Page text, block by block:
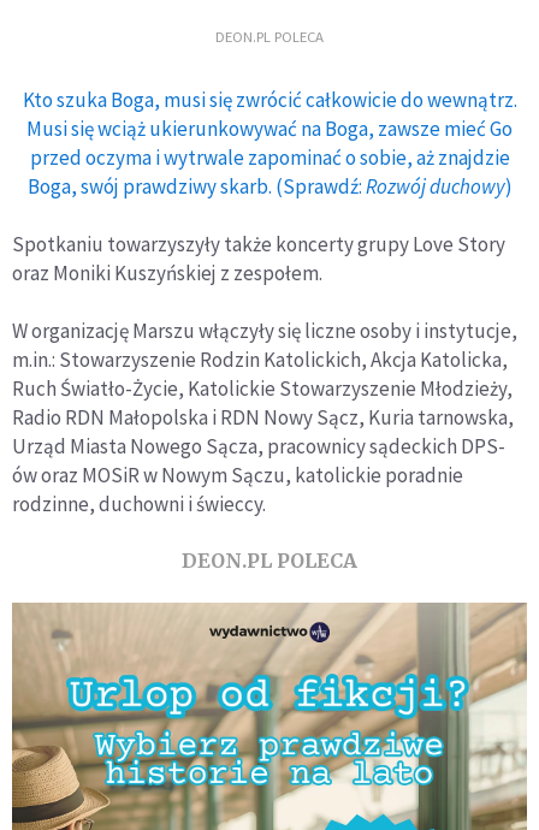
DEON.PL POLECA
Kto szuka Boga, musi się zwrócić całkowicie do wewnątrz.
Musi się wciąż ukierunkowywać na Boga, zawsze mieć Go
przed oczyma i wytrwale zapominać o sobie, aż znajdzie
Boga, swój prawdziwy skarb. (Sprawdź:Rozwój duchowy)
Spotkaniu towarzyszyły także koncerty grupy Love Story
oraz Moniki Kuszyńskiej z zespołem.
W organizację Marszu włączyły się liczne osoby i instytucje,
m.in.: Stowarzyszenie Rodzin Katolickich, Akcja Katolicka,
Ruch Światło-Życie, Katolickie Stowarzyszenie Młodzieży,
Radio RDN Małopolska i RDN Nowy Sącz, Kuria tarnowska,
Urząd Miasta Nowego Sącza, pracownicy sądeckich DPS-
ów oraz MOSiR w Nowym Sączu, katolickie poradnie
rodzinne, duchowni i świeccy.
DEON.PL POLECA